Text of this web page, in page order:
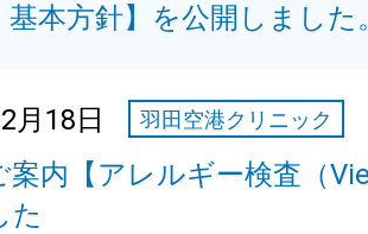
基本方針】を公開しました
月18日 羽田空港クリニック
案内【アレルギー検査（
た